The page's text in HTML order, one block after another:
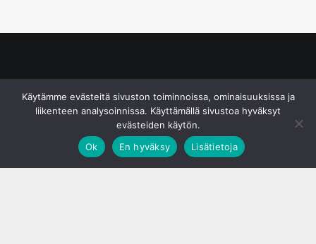
Käytämme evästeitä sivuston toiminnoissa, ominaisuuksissa ja
liikenteen analysoinnissa. Käyttämällä sivustoa hyväksyt
evästeiden käytön.
Ok
En hyväksy Lisätietoja